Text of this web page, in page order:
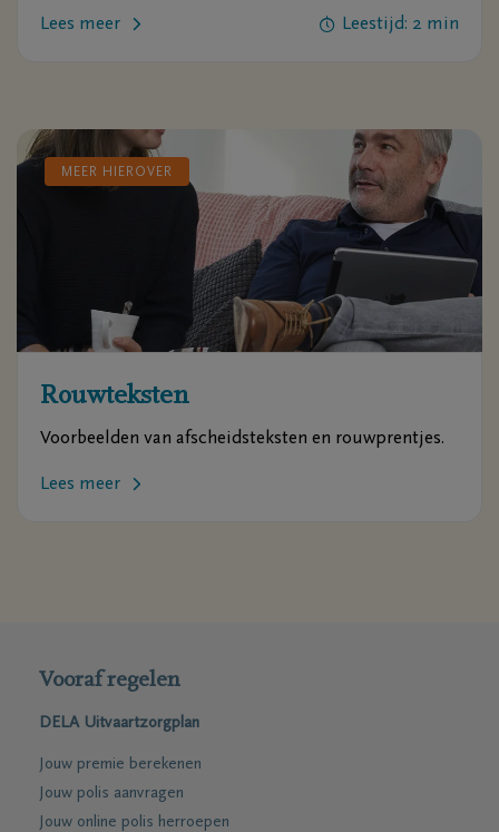
mensenleven. Daarom is de juiste muziek ook zo
Lees meer Leestijd: 2 min
MEER HIEROVER
Rouwteksten
Voorbeelden van afscheidsteksten en rouwprentjes.
Lees meer
Vooraf regelen
DELA Uitvaartzorgplan
Jouw premie berekenen
Jouw polis aanvragen
Jouw online polis herroepen